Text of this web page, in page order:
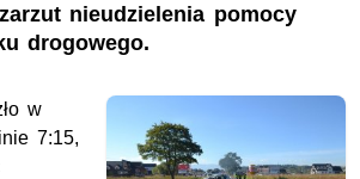
nieudzielenia pomocy
drogowego.
w
7:15,